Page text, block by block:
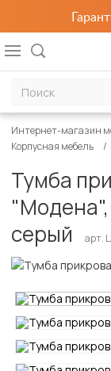
Интернет-магазин
Корпусная мебель
Тумба
серый
арт.